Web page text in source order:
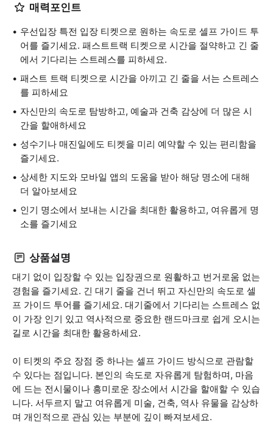
매력포인트
우선입장 특전 입장 티켓으로 원하는 속도로 셀프 가이드 투
어를 즐기세요. 패스트트랙 티켓으로 시간을 절약하고 긴 줄
에서 기다리는 스트레스를 피하세요.
패스트 트랙 티켓으로 시간을 아끼고 긴 줄을 서는 스트레스
를 피하세요
자신만의 속도로 탐방하고, 예술과 건축 감상에 더 많은 시
간을 할애하세요
성수기나 매진일에도 티켓을 미리 예약할 수 있는 편리함을
즐기세요.
상세한 지도와 모바일 앱의 도움을 받아 해당 명소에 대해
더 알아보세요
인기 명소에서 보내는 시간을 최대한 활용하고, 여유롭게 명
소를 즐기세요
상품설명
대기 없이 입장할 수 있는 입장권으로 원활하고 번거로움 없는
경험을 즐기세요. 긴 대기 줄을 건너 뛰고 자신만의 속도로 셀
프 가이드 투어를 즐기세요. 대기줄에서 기다리는 스트레스 없
이 가장 인기 있고 역사적으로 중요한 랜드마크로 쉽게 오시는
길로 시간을 최대한 활용하세요.
이 티켓의 주요 장점 중 하나는 셀프 가이드 방식으로 관람할
수 있다는 점입니다. 본인의 속도로 자유롭게 탐험하며, 마음
에 드는 전시물이나 흥미로운 장소에서 시간을 할애할 수 있습
니다. 서두르지 말고 여유롭게 미술, 건축, 역사 유물을 감상하
며 개인적으로 관심 있는 부분에 깊이 빠져보세요.